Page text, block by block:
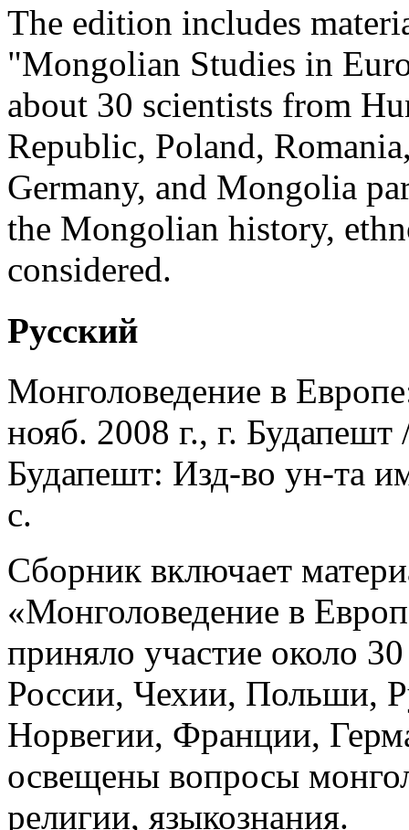
The edition includes
"Mongolian Studies in
about 30 scientists from
Republic, Poland,
Germany, and Mongolia
the Mongolian history,
considered.
Русский
Монголоведение в
нояб. 2008 г., г.
Будапешт: Изд-во ун-та
с.
Сборник включает
«Монголоведение в
приняло участие около
России, Чехии, Польши,
Норвегии, Франции,
освещены вопросы
религии, языкознания.